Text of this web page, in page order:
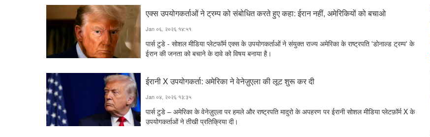
एक्स उपयोगकर्ताओं ने ट्रम्प को संबोधित करते हुए कहा: ईरान नहीं, अमेरिकियों को बचाओ
Jan ०६, २०२६ १४:५१
पार्स टुडे - सोशल मीडिया प्लेटफॉर्म एक्स के उपयोगकर्ताओं ने संयुक्त राज्य अमेरिका के राष्ट्रपति 'डोनाल्ड ट्रम्प' के
ईरान की जनता को बचाने के दावे को विषय बनाया है।
ईरानी X उपयोगकर्ता: अमेरिका ने वेनेज़ुएला की लूट शुरू कर दी
Jan ०४, २०२६ १३:३५
पार्स टुडे – अमेरिका के वेनेज़ुएला पर हमले और राष्ट्रपति मादुरो के अपहरण पर ईरानी सोशल मीडिया प्लेटफ़ॉर्म X के
उपयोगकर्ताओं ने तीखी प्रतिक्रिया दी।